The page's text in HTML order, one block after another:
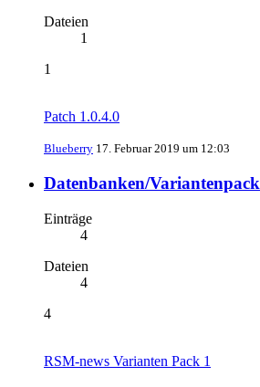
Dateien
1
1
Patch 1.0.4.0
Blueberry 17. Februar 2019 um 12:03
Datenbanken/Variantenpack
Einträge
4
Dateien
4
4
RSM-news Varianten Pack 1